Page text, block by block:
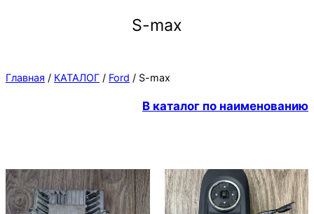
S-max
Главная / КАТАЛОГ / Ford / S-max
В каталог по наименованию